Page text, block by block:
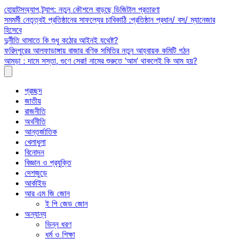
Skip
to
content
হোয়াটসঅ্যাপ ট্র্যাপ: নতুন কৌশলে বাড়ছে ডিজিটাল প্রতারণা
সমমর্মী নেতৃত্বই প্রতিষ্ঠানের সাফল্যের চাবিকাঠি :প্রতিষ্ঠান প্রধান/ বস/ ম্যানেজার
হিসেবে
দুর্নীতি থামাতে কি শুধু কঠোর আইনই যথেষ্ট?
ফরিদপুরের আলফাডাঙ্গায় বাজার বণিক সমিতির নতুন আহ্বায়ক কমিটি গঠন
আমড়া : দামে সস্তা, গুণে সেরা! নামের শুরুতে ‘আম’ থাকলেই কি আম হয়?
প্রচ্ছদ
জাতীয়
রাজনীতি
অর্থনীতি
আন্তর্জাতিক
খেলাধুলা
বিনোদন
বিজ্ঞান ও প্রযুক্তি
দেশজুড়ে
আর্কাইভ
আর এম জি জোন
ই পি জেড জোন
অন্যান্য
ভিন্ন ধরণ
ধর্ম ও শিক্ষা